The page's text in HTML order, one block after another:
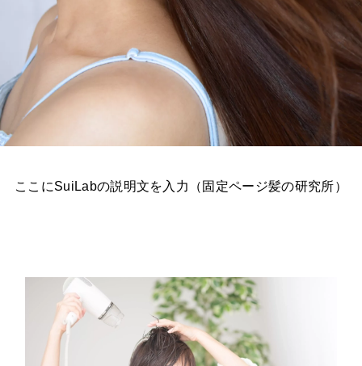
ここにSuiLabの説明文を入力（固定ページ髪の研究所）